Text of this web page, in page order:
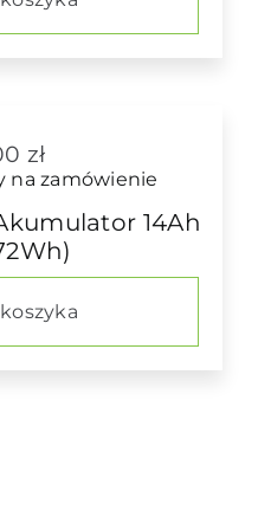
zł
na zamówienie
14Ah